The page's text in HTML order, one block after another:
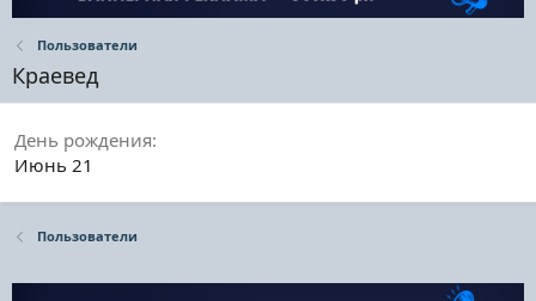
Пользователи
Краевед
День рождения
Июнь 21
Пользователи